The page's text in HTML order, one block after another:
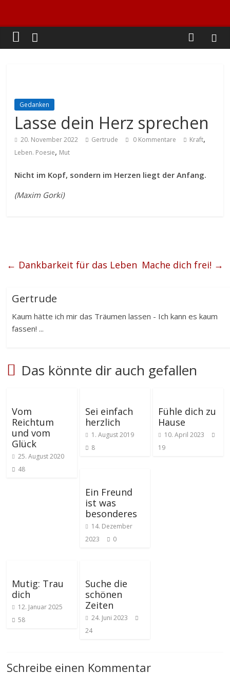
Gedanken
Lasse dein Herz sprechen
20. November 2022 Gertrude 0 Kommentare Kraft,
Leben. Poesie, Mut
Nicht im Kopf, sondern im Herzen liegt der Anfang.
(Maxim Gorki)
← Dankbarkeit für das Leben Mache dich frei! →
Gertrude
Kaum hätte ich mir das Träumen lassen - Ich kann es kaum
fassen! ...
Das könnte dir auch gefallen
Vom
Reichtum
und vom
Glück
25. August 2020
48
Sei einfach
herzlich
1. August 2019
8
Fühle dich zu
Hause
10. April 2023
19
Ein Freund
ist was
besonderes
14. Dezember
2023
0
Mutig: Trau
dich
12. Januar 2025
58
Suche die
schönen
Zeiten
24. Juni 2023
24
Schreibe einen Kommentar